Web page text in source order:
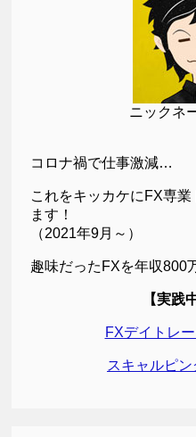
ニックネ
コロナ禍で仕事激減…
これをキッカケにFX専
ます！
（2021年9月～）
趣味だったFXを年収800
【実践
FXデイトレ
スキャルピ